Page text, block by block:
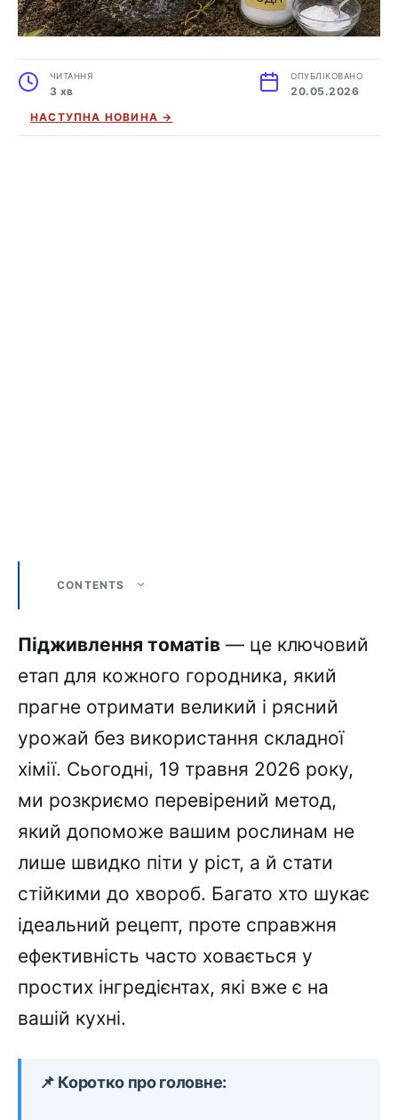
ЧИТАННЯ
3 хв
ОПУБЛІКОВАНО
20.05.2026
НАСТУПНА НОВИНА →
CONTENTS
Підживлення томатів — це ключовий
етап для кожного городника, який
прагне отримати великий і рясний
урожай без використання складної
хімії. Сьогодні, 19 травня 2026 року,
ми розкриємо перевірений метод,
який допоможе вашим рослинам не
лише швидко піти у ріст, а й стати
стійкими до хвороб. Багато хто шукає
ідеальний рецепт, проте справжня
ефективність часто ховається у
простих інгредієнтах, які вже є на
вашій кухні.
📌 Коротко про головне: